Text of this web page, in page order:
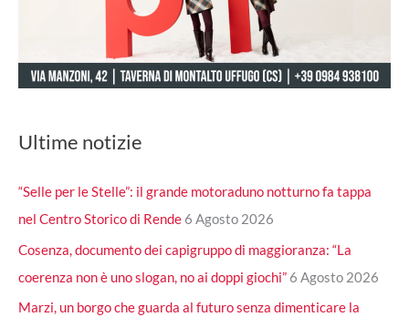
Ultime notizie
“Selle per le Stelle”: il grande motoraduno notturno fa tappa
nel Centro Storico di Rende 6 Agosto 2026
Cosenza, documento dei capigruppo di maggioranza: “La
coerenza non è uno slogan, no ai doppi giochi” 6 Agosto 2026
Marzi, un borgo che guarda al futuro senza dimenticare la